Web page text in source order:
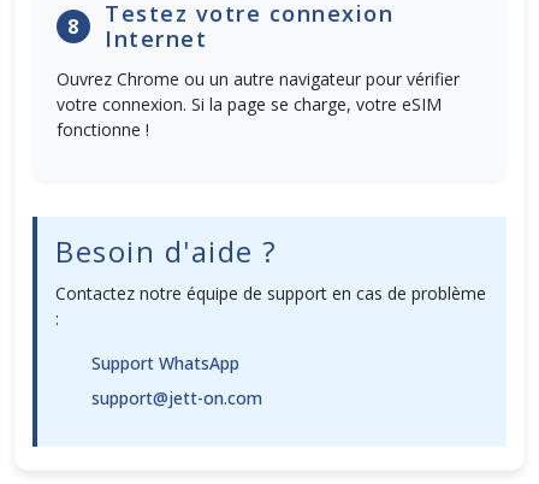
8
Testez votre connexion
Internet
Ouvrez Chrome ou un autre navigateur pour vérifier
votre connexion. Si la page se charge, votre eSIM
fonctionne !
Besoin d'aide ?
Contactez notre équipe de support en cas de problème
:
Support WhatsApp
support@jett-on.com